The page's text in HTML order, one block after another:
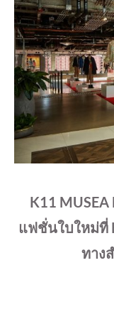
K11 MUSEA
แฟชั่นใบใหม่ที่
ทาง